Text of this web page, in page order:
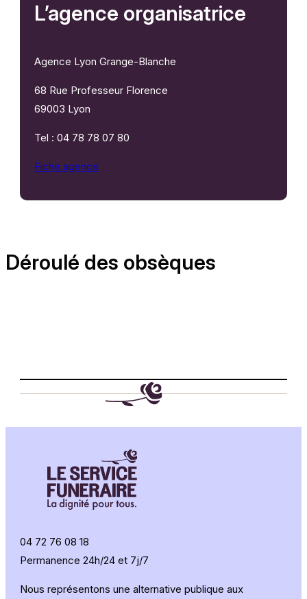
L’agence organisatrice
Agence Lyon Grange-Blanche
68 Rue Professeur Florence
69003 Lyon
Tel : 04 78 78 07 80
Fiche agence
Déroulé des obsèques
04 72 76 08 18
Permanence 24h/24 et 7j/7
Nous représentons une alternative publique aux